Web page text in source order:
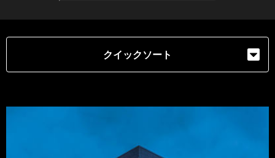
クイックソート